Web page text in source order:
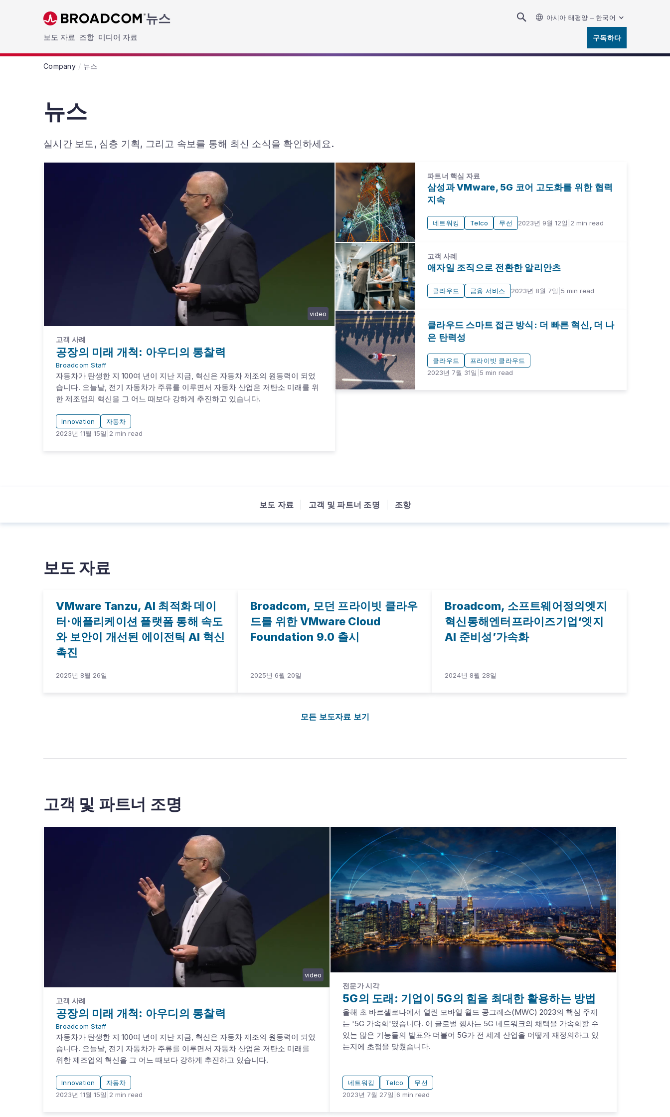
Skip to main content 뉴스 아시아 태평양 – 한국어
보도 자료 조항 미디어 자료 구독하다
Company 뉴스
뉴스
실시간 보도, 심층 기획, 그리고 속보를 통해 최신 소식을 확인하세요.
video
고객 사례
공장의 미래 개척: 아우디의 통찰력
Broadcom Staff
자동차가 탄생한 지 100여 년이 지난 지금, 혁신은 자동차 제조의 원동력이 되었
습니다. 오늘날, 전기 자동차가 주류를 이루면서 자동차 산업은 저탄소 미래를 위
한 제조업의 혁신을 그 어느 때보다 강하게 추진하고 있습니다.
Innovation
자동차
2023년 11월 15일 2 min read
파트너 핵심 자료
삼성과 VMware, 5G 코어 고도화를 위한 협력
지속
네트워킹 Telco 무선 2023년 9월 12일 2 min read
고객 사례
애자일 조직으로 전환한 알리안츠
클라우드 금융 서비스 2023년 8월 7일 5 min read
클라우드 스마트 접근 방식: 더 빠른 혁신, 더 나
은 탄력성
클라우드
프라이빗 클라우드
2023년 7월 31일 5 min read
보도 자료 고객 및 파트너 조명 조항
보도 자료
VMware Tanzu, AI 최적화 데이
터·애플리케이션 플랫폼 통해 속도
와 보안이 개선된 에이전틱 AI 혁신
촉진
2025년 8월 26일
Broadcom, 모던 프라이빗 클라우
드를 위한 VMware Cloud
Foundation 9.0 출시
2025년 6월 20일
Broadcom, 소프트웨어정의엣지
혁신통해엔터프라이즈기업‘엣지
AI 준비성’가속화
2024년 8월 28일
모든 보도자료 보기
고객 및 파트너 조명
video
고객 사례
공장의 미래 개척: 아우디의 통찰력
Broadcom Staff
자동차가 탄생한 지 100여 년이 지난 지금, 혁신은 자동차 제조의 원동력이 되었
습니다. 오늘날, 전기 자동차가 주류를 이루면서 자동차 산업은 저탄소 미래를
위한 제조업의 혁신을 그 어느 때보다 강하게 추진하고 있습니다.
Innovation
자동차
2023년 11월 15일 2 min read
전문가 시각
5G의 도래: 기업이 5G의 힘을 최대한 활용하는 방법
올해 초 바르셀로나에서 열린 모바일 월드 콩그레스(MWC) 2023의 핵심 주제
는 '5G 가속화'였습니다. 이 글로벌 행사는 5G 네트워크의 채택을 가속화할 수
있는 많은 기능들의 발표와 더불어 5G가 전 세계 산업을 어떻게 재정의하고 있
는지에 초점을 맞췄습니다.
네트워킹 Telco
무선
2023년 7월 27일 6 min read